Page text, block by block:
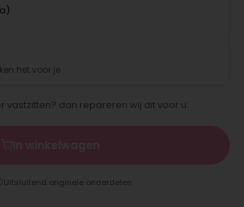
het voor je
dan repareren wij dit voor u.
Uitsluitend originele onderdelen